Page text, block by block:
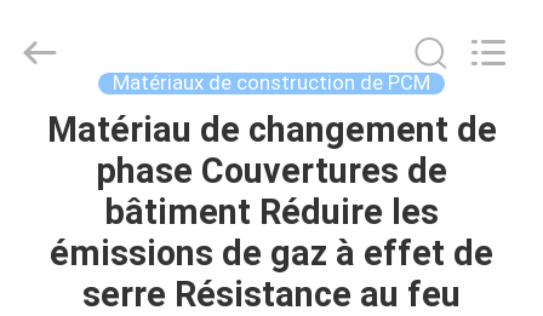
MAISON
PRODUITS
energy
Technology
Matériaux de construction de PCM
Matériau de changement de
phase Couvertures de
bâtiment Réduire les
émissions de gaz à effet de
serre Résistance au feu